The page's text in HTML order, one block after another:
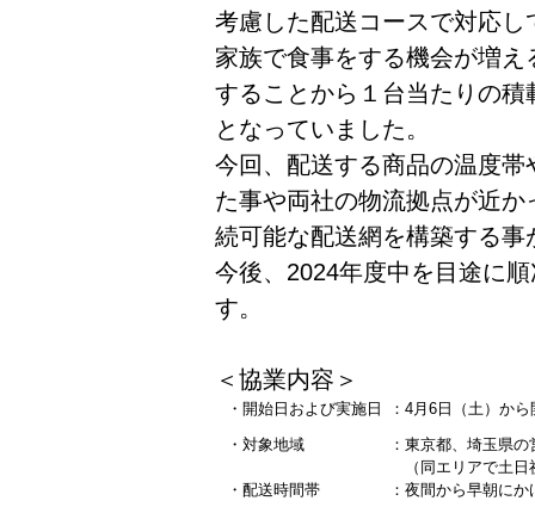
考慮した配送コースで対応
家族で食事をする機会が増
することから１台当たりの
となっていました。
今回、配送する商品の温度
た事や両社の物流拠点が近
続可能な配送網を構築する
今後、2024年度中を目途に
す。
＜協業内容＞
・開始日および実施日
：4月6日（土）か
・対象地域
：東京都、埼玉県
（同エリアで土日
・配送時間帯
：夜間から早朝にか